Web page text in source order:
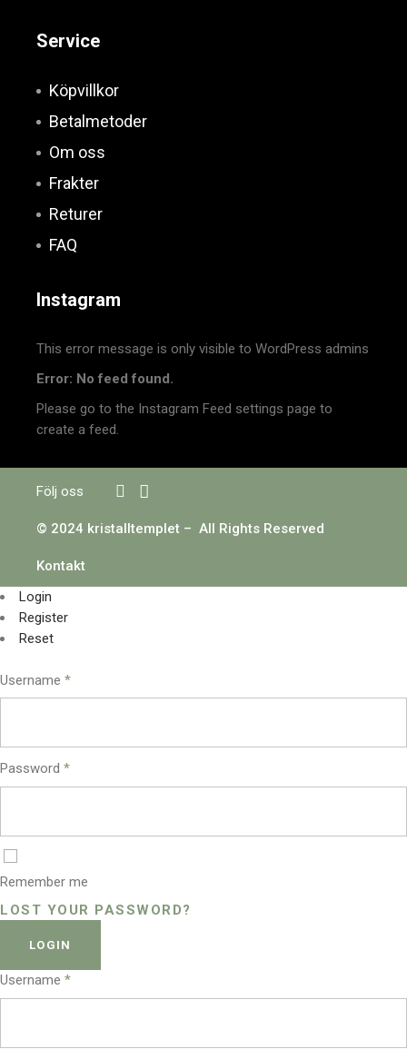
Service
Köpvillkor
Betalmetoder
Om oss
Frakter
Returer
FAQ
Instagram
This error message is only visible to WordPress admins
Error: No feed found.
Please go to the Instagram Feed settings page to
create a feed.
Följ oss
© 2024 kristalltemplet – All Rights Reserved
Kontakt
Login
Register
Reset
Username *
Password *
Remember me
LOST YOUR PASSWORD?
LOGIN
Username *